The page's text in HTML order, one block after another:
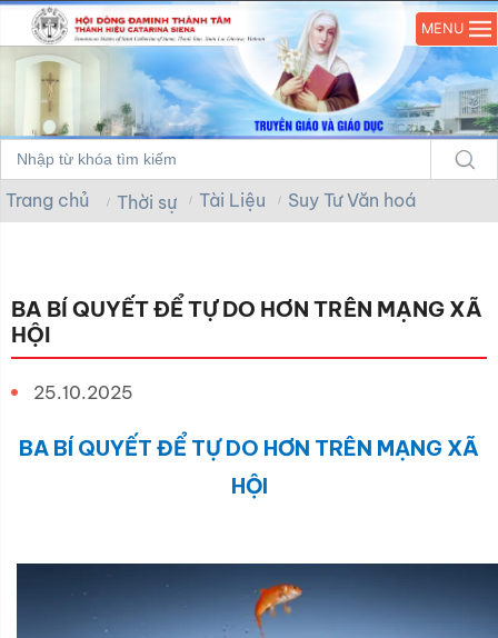
MENU
Trang chủ Thời sự Tài Liệu Suy Tư Văn hoá
BA BÍ QUYẾT ĐỂ TỰ DO HƠN TRÊN MẠNG XÃ
HỘI
25.10.2025
BA BÍ QUYẾT ĐỂ TỰ DO HƠN TRÊN MẠNG XÃ
HỘI